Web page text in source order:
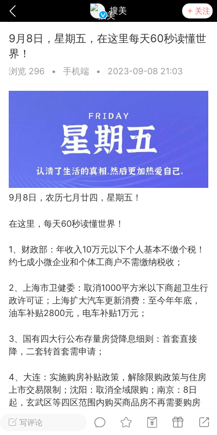
搜美 关注
爆汗熊 卡卡动能素 无创溶斑术
美业357 芯诗妍
每次200金币 点击购买
脂
卡卡动能素
皇斯普拉雅
建术
DRYY面膜 微晶溶斑术
爆款平台 Lv.8 靓号
加盟商
26 23:18
电脑端 美业资讯
本/双效闪充，养出紧致小白脸！一、项
充小白罐 = 闪充大白肌（仪器）× 草本
产品）×极光嫩肤啫喱（产品）这是一套
护...写评论
9月8日，星期五，在这里每天60秒读懂世
界！
浏览 296 • 手机端 • 2023-09-08 21:03
9月8日，农历七月廿四，星期五！
在这里，每天60秒读懂世界！
1、财政部：年收入10万元以下个人基本不缴个税！
约七成小微企业和个体工商户不需缴纳税收；
2、上海市卫健委：取消1000平方米以下商超卫生行
政许可证；上海扩大汽车更新消费：至今年年底，
油车补贴2800元，电车补贴1万元；
3、国有四大行公布存量房贷降息细则：首套直接
降，二套转首套需申请；
4、大连：实施购房补贴政策，解除限购政策与住房
上市交易限制；沈阳：取消全域限购；南京：8日
起，玄武区等四区范围内购买商品房不再需要购房